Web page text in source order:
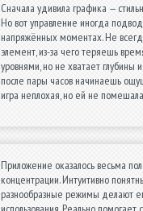
Сначала удивила графика —
Но вот управление иногда
напряжённых моментах. Не
элемент, из-за чего теряешь
уровнями, но не хватает глубины
после пары часов начинаешь
игра неплохая, но ей не
Приложение оказалось весьма
концентрации. Интуитивно
разнообразные режимы делают